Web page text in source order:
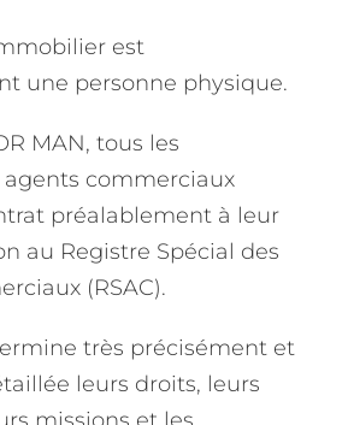
est
une personne physique.
MAN, tous les
commerciaux
préalablement à leur
au Registre Spécial des
(RSAC).
très précisément et
leurs droits, leurs